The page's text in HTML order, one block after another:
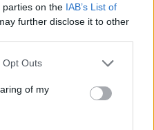
parties on the IAB’s List of
further disclose it to other
Opt Outs
of my
Ariana Grande sqaron